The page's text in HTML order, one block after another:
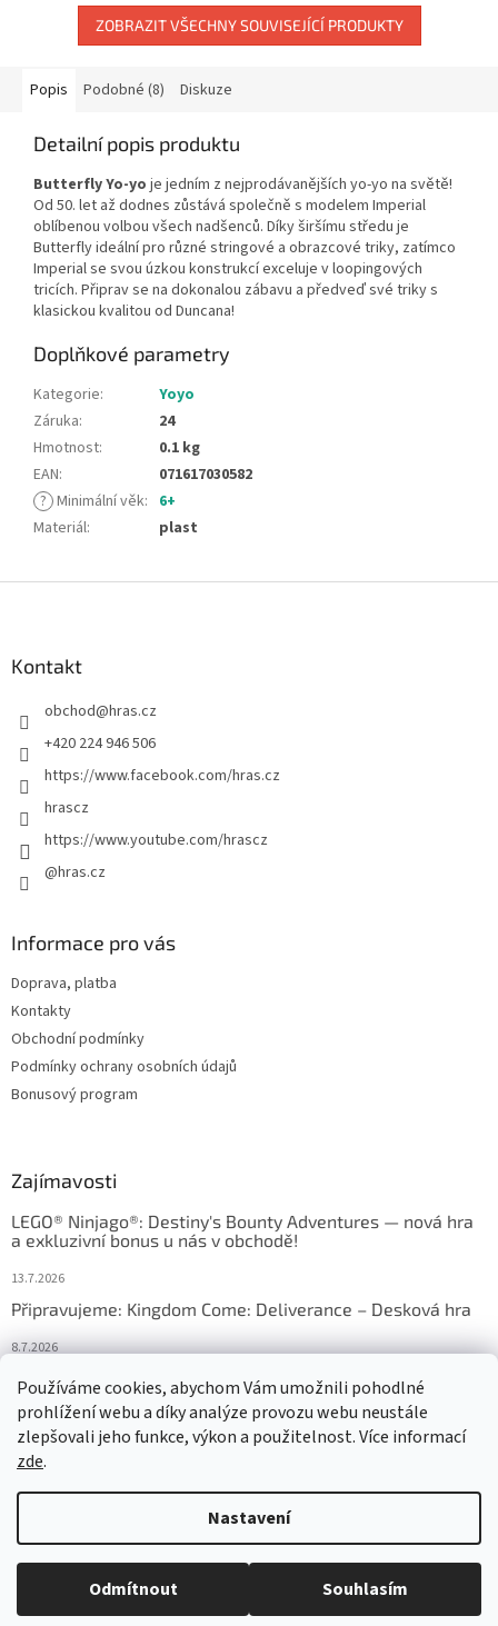
Používáme cookies, abychom Vám umožnili pohodlné
prohlížení webu a díky analýze provozu webu neustále
zlepšovali jeho funkce, výkon a použitelnost. Více informací
zde.
Nastavení
Odmítnout Souhlasím
ZOBRAZIT VŠECHNY SOUVISEJÍCÍ PRODUKTY
Popis Podobné (8) Diskuze
Detailní popis produktu
Butterfly Yo-yo je jedním z nejprodávanějších yo-yo na světě!
Od 50. let až dodnes zůstává společně s modelem Imperial
oblíbenou volbou všech nadšenců. Díky širšímu středu je
Butterfly ideální pro různé stringové a obrazcové triky, zatímco
Imperial se svou úzkou konstrukcí exceluje v loopingových
tricích. Připrav se na dokonalou zábavu a předveď své triky s
klasickou kvalitou od Duncana!
Doplňkové parametry
Kategorie:
Yoyo
Záruka:
24
Hmotnost:
0.1 kg
EAN:
071617030582
? Minimální věk: 6+
Materiál: plast
Kontakt
obchod@hras.cz
+420 224 946 506
https://www.facebook.com/hras.cz
hrascz
https://www.youtube.com/hrascz
@hras.cz
Informace pro vás
Doprava, platba
Kontakty
Obchodní podmínky
Podmínky ochrany osobních údajů
Bonusový program
Zajímavosti
LEGO® Ninjago®: Destiny's Bounty Adventures — nová hra
a exkluzivní bonus u nás v obchodě!
13.7.2026
Připravujeme: Kingdom Come: Deliverance – Desková hra
8.7.2026
Nejlepší deskové hry: výběr, který frčí v celém Česku
18.6.2026
Copyright 2026HRAS. Všechna práva vyhrazena.Upravit nastavení